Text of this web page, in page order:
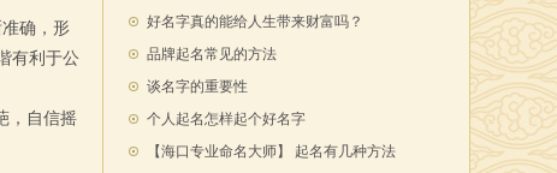
确，形
有利于公
，自信摇
好名字真的能给人生带来财富吗？
品牌起名常见的方法
谈名字的重要性
个人起名怎样起个好名字
【海口专业命名大师】 起名有几种方法